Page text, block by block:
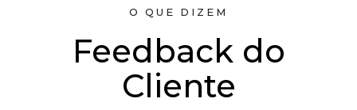
O QUE DIZEM
Feedback do
Cliente